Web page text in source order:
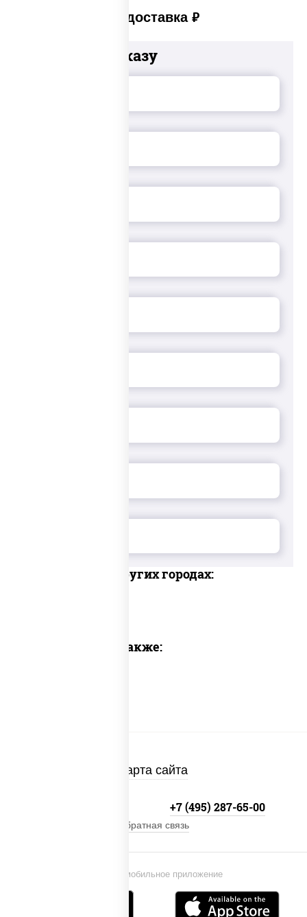
Платная доставка руб
Добавьте к заказу
Доставка в других городах:
Предлагаем также:
Карта сайта
Установи мобильное приложение
+7 (495) 287-65-00
Обратная связь